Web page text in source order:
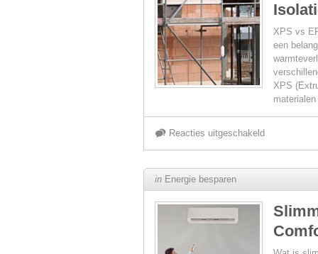
van
Slim
het
Verminderen
van
CO2-
XPS vs
een
XPS
Reacties uitgeschakeldvoor
met
in Energie besparen